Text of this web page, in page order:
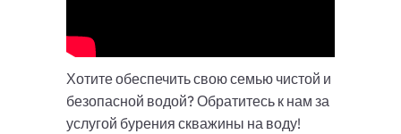
Хотите обеспечить свою семью чистой и
безопасной водой? Обратитесь к нам за
услугой бурения скважины на воду!